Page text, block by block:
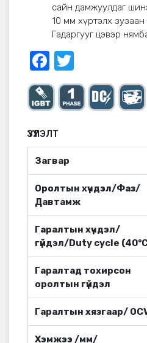
сайн дамжуулдаг
10 мм хүртэлх зузаан
Гадаргууг цэвэр
Facebook
ҮЗҮҮЛЭЛТ
Загвар
Оролтын хүчдэл/Фаз/
Давтамж
Гаралтын хүчдэл/
гүйдэл/Duty cycle
Гаралтад тохирсон
оролтын гүйдэл
Гаралтын хязгаар/
Хэмжээ /мм/